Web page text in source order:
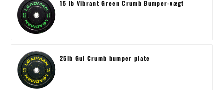
15 lb Vibrant Green Crumb Bumper-vægt
25lb Gul Crumb bumper plate